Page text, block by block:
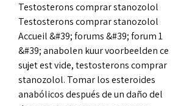
Testosterons comprar stanozolol
Testosterons comprar stanozolol
Accueil &#39; forums &#39; forum 1
&#39; anabolen kuur voorbeelden ce
sujet est vide, testosterons comprar
stanozolol. Tomar los esteroides
anabólicos después de un daño del